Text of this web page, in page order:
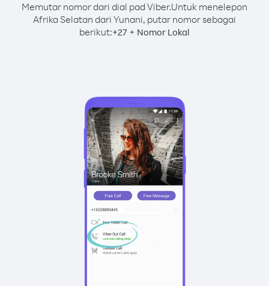
Memutar nomor dari dial pad Viber.Untuk menelepon
Afrika Selatan dari Yunani, putar nomor sebagai
berikut:+27 + Nomor Lokal